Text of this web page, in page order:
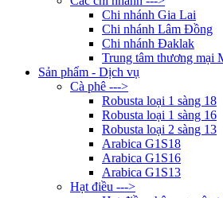
Chi nhánh Gia Lai
Chi nhánh Lâm Đồng
Chi nhánh Đaklak
Trung tâm thương mại
Sản phẩm - Dịch vụ
Cà phê --->
Robusta loại 1 sàng 18
Robusta loại 1 sàng 16
Robusta loại 2 sàng 13
Arabica G1S18
Arabica G1S16
Arabica G1S13
Hạt điều --->